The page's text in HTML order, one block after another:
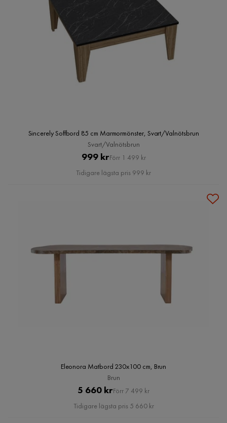
Sincerely Soffbord 85 cm Marmormönster, Svart/Valnötsbrun
Svart/Valnötsbrun
Pris
999 kr Original
Pris
Förr 1 499 kr
Tidigare lägsta pris 999 kr
Eleonora Matbord 230x100 cm, Brun
Brun
Pris
5 660 krOriginal
Pris
Förr 7 499 kr
Tidigare lägsta pris 5 660 kr